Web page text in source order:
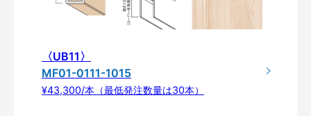
〈UB11〉
MF01-0111-1015
¥43,300/本（最低発注数量は30本）